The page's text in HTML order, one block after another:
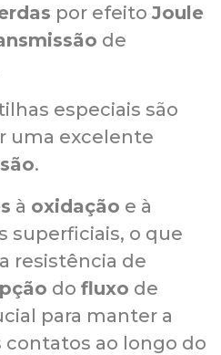
por efeito Joule
de
especiais são
uma excelente
.
à oxidação e à
superficiais, o que
resistência de
do fluxo de
para manter a
contatos ao longo do